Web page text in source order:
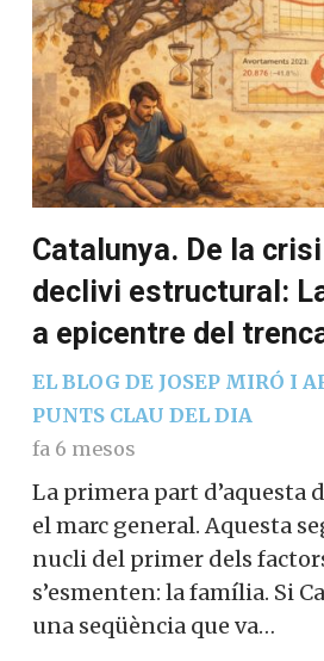
Catalunya. De la
declivi estructural:
a epicentre del
EL BLOG DE JOSEP MIRÓ I
PUNTS CLAU DEL DIA
fa 6 mesos
La primera part d’aquesta
el marc general. Aquesta
nucli del primer dels
s’esmenten: la família. Si
una seqüència que va…